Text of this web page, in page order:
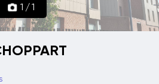
1 /1